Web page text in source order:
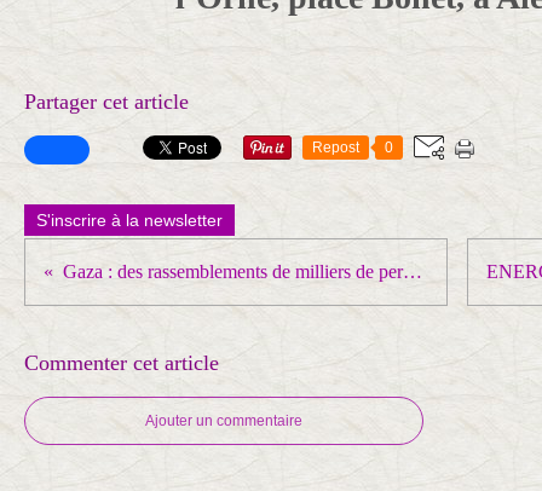
Partager cet article
Repost 0
S'inscrire à la newsletter
Gaza : des rassemblements de milliers de personnes à Berlin, au Cap et à Liverpool
Commenter cet article
Ajouter un commentaire